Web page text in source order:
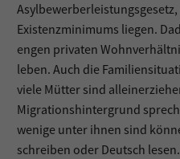
Existenzminimums liegen.
engen privaten
leben. Auch die
viele Mütter sind
Migrationshintergrund
wenige unter ihnen sind
schreiben oder Deutsch lesen.